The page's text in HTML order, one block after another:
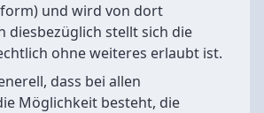
und wird von dort
diesbezüglich stellt sich die
ohne weiteres erlaubt ist.
dass bei allen
Möglichkeit besteht, die